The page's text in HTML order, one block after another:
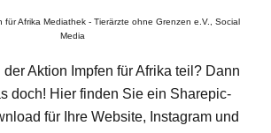
für Afrika Mediathek - Tierärzte ohne Grenzen e.V., Social
Media
Aktion Impfen für Afrika teil? Dann
doch! Hier finden Sie ein Sharepic-
für Ihre Website, Instagram und